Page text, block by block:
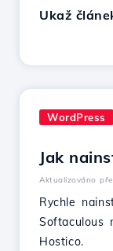
Ukaž
WordPress
Jak
Aktualizováno
Rychle
Softaculous
Hostico.